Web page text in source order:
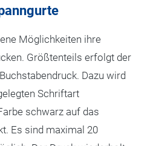
Möglichkeiten ihre
Größtenteils erfolgt der
Dazu wird
Schriftart
schwarz auf das
Es sind maximal 20